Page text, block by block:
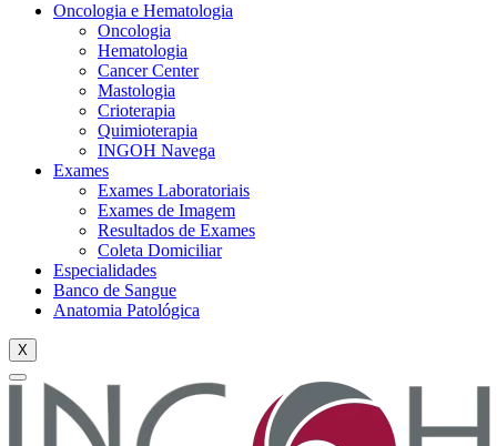
Oncologia e Hematologia
Oncologia
Hematologia
Cancer Center
Mastologia
Crioterapia
Quimioterapia
INGOH Navega
Exames
Exames Laboratoriais
Exames de Imagem
Resultados de Exames
Coleta Domiciliar
Especialidades
Banco de Sangue
Anatomia Patológica
X